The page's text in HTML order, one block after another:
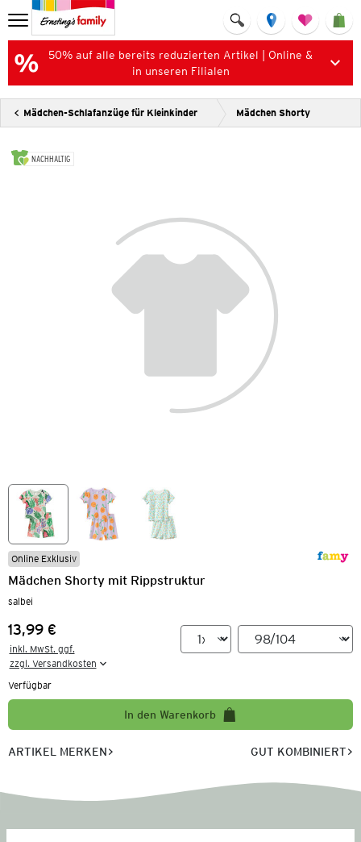
50% auf alle bereits reduzierten Artikel | Online &
in unseren Filialen
Mädchen-Schlafanzüge für Kleinkinder Mädchen Shorty
NACHHALTIG
Online Exklusiv
Mädchen Shorty mit Rippstruktur
salbei
Preis:
13,99 €
inkl. MwSt. ggf.
zzgl. Versandkosten
Verfügbar
In den Warenkorb
ARTIKEL MERKEN GUT KOMBINIERT